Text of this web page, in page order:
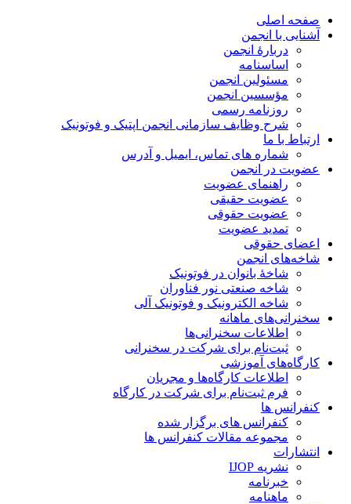
صفحه اصلی
آشنایی با انجمن
دربارۀ انجمن
اساسنامه
مسئولین انجمن
مؤسسین انجمن
روزنامه رسمی
شرح وظایف سازمانی انجمن اپتیک و فوتونیک
ارتباط با ما
شماره های تماس، ایمیل و آدرس
عضویت در انجمن
راهنمای عضویت
عضویت حقیقی
عضویت حقوقی
تمدید عضویت
اعضای حقوقی
شاخه‌های انجمن
شاخۀ بانوان در فوتونیک
شاخه صنعتی نور فناوران
شاخه‌ الکترونیک و فوتونیک آلی
سخنرانی‌های ماهانه
اطلاعات سخنرانی‌‌ها
ثبت‌نام برای شرکت در سخنرانی
کارگاه‌های آموزشی
اطلاعات کارگاه‌ها و مجریان
فرم ثبت‌نام برای شرکت در کارگاه
کنفرانس ها
کنفرانس های برگزار شده
مجموعه مقالات کنفرانس ها
انتشارات
نشریه IJOP
خبرنامه
ماهنامه